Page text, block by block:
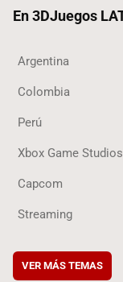
En 3DJuegos
Argentina
Colombia
Perú
Xbox Game Studios
Capcom
Streaming
VER MÁS TEMAS